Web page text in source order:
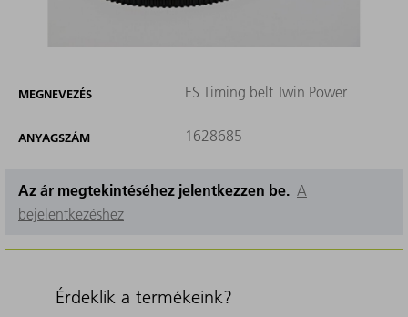
MEGNEVEZÉS ES Timing belt Twin Power
ANYAGSZÁM 1628685
Az ár megtekintéséhez jelentkezzen be. A
bejelentkezéshez
Érdeklik a termékeink?